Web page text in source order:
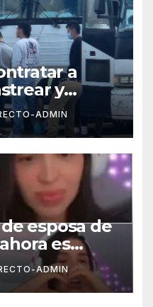
a
y
y
ADMIN
esposa de
es
ADMIN